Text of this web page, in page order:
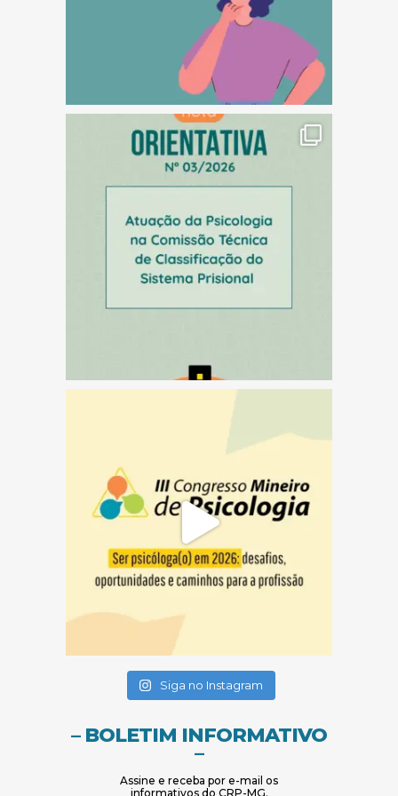
Siga no Instagram
– BOLETIM INFORMATIVO
–
Assine e receba por e-mail os
informativos do CRP-MG.